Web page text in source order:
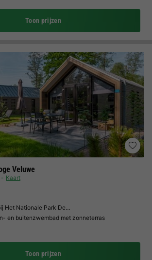
Toon prijzen
Veluwe
Kaart
Het Nationale Park De…
en buitenzwembad met zonneterras
Toon prijzen